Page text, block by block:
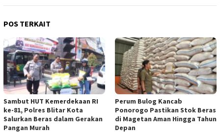
POS TERKAIT
Sambut HUT Kemerdekaan RI
ke-81, Polres Blitar Kota
Salurkan Beras dalam Gerakan
Pangan Murah
Perum Bulog Kancab
Ponorogo Pastikan Stok Beras
di Magetan Aman Hingga Tahun
Depan